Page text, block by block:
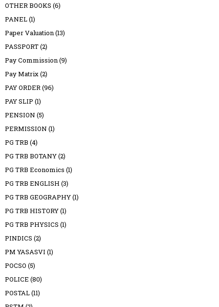
OTHER BOOKS (6)
PANEL(1)
Paper Valuation(13)
PASSPORT(2)
Pay Commission(9)
Pay Matrix(2)
PAY ORDER(96)
PAY SLIP (1)
PENSION (5)
PERMISSION (1)
PG TRB (4)
PG TRB BOTANY(2)
PG TRB Economics (1)
PG TRB ENGLISH (3)
PG TRB GEOGRAPHY(1)
PG TRB HISTORY(1)
PG TRB PHYSICS (1)
PINDICS (2)
PM YASASVI (1)
POCSO (5)
POLICE (80)
POSTAL(11)